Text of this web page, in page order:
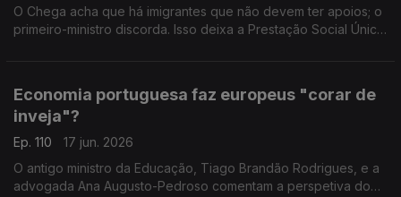
O Chega acha que há imigrantes que não devem ter apoios; o
primeiro-ministro discorda. Isso deixa a Prestação Social Única
Economia portuguesa faz europeus "corar de
inveja"?
Ep. 110
17 jun. 2026
O antigo ministro da Educação, Tiago Brandão Rodrigues, e a
advogada Ana Augusto-Pedroso comentam a perspetiva do